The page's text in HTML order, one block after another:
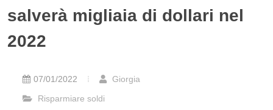
salverà migliaia di dollari nel
2022
07/01/2022
Giorgia
Risparmiare soldi